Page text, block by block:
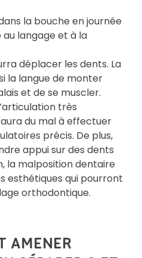
la bouche en journée
langage et à la
déplacer les dents. La
la langue de monter
et de se muscler.
très
du mal à effectuer
précis. De plus,
appui sur des dents
la malposition dentaire
esthétiques qui pourront
orthodontique.
AMENER